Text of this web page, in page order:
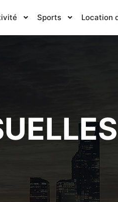
Sports Location